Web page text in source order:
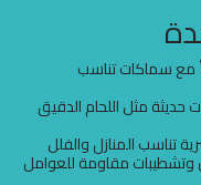
سماكات تناسب
مثل اللحام الدقيق
المنازل والفلل
وتشطيبات مقاومة للعوامل